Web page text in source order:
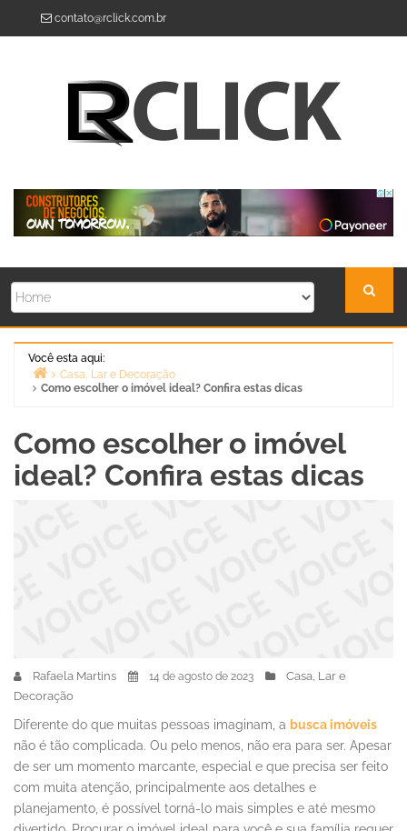
contato@rclick.com.br
Você esta aqui:
Home
Casa, Lar e Decoração
Como escolher o imóvel ideal? Confira estas dicas
Como escolher o imóvel
ideal? Confira estas dicas
Rafaela Martins 14 de agosto de 2023
Casa, Lar e
Decoração
Diferente do que muitas pessoas imaginam, a busca imóveis
não é tão complicada. Ou pelo menos, não era para ser. Apesar
de ser um momento marcante, especial e que precisa ser feito
com muita atenção, principalmente aos detalhes e
planejamento, é possível torná-lo mais simples e até mesmo